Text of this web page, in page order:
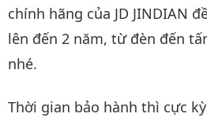
chính hãng của JD JINDIAN
lên đến 2 năm, từ đèn đến
nhé.
Thời gian bảo hành thì cực